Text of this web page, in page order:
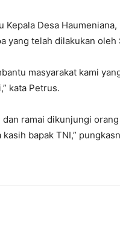
Kepala Desa
yang telah dilakukan oleh
masyarakat kami
kata Petrus.
ramai dikunjungi
bapak TNI,”